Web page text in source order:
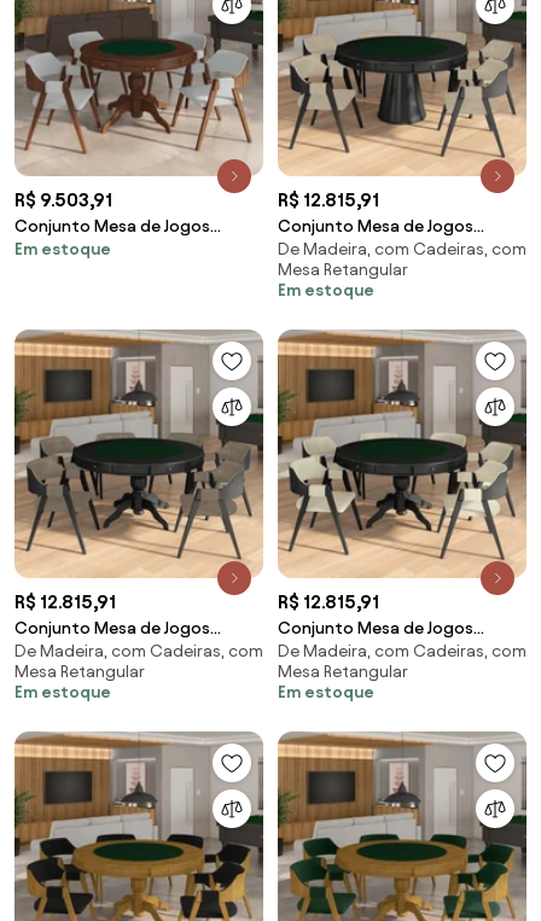
R$ 9.503,91
Conjunto Mesa de Jogos
Carteado Bellagio Tampo
Belo
Em estoque
R$ 12.815,91
Conjunto Mesa de Jogos
Carteado Bellagio Tampo
Reversível e 6 Cadeiras Madeira
Poker Base Cone PU Bege/Preto
De Madeira, com Cadeiras, com
Mesa Retangular
Em estoque
R$ 12.815,91
Conjunto Mesa de Jogos
Carteado Bellagio Tampo
Reversível e 6 Cadeiras Madeira
Poker Base Estrela PU
De Madeira, com Cadeiras, com
Mesa Retangular
Em estoque
R$ 12.815,91
Conjunto Mesa de Jogos
Carteado Bellagio Tampo
Reversível e 6 Cadeiras Madeira
Poker Base Estrela PU
Belo
De Madeira, com Cadeiras, com
Mesa Retangular
Em estoque